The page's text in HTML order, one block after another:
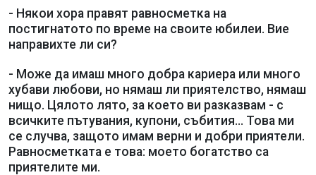
- Някои хора правят равносметка на
постигнатото по време на своите юбилеи. Вие
направихте ли си?
- Може да имаш много добра кариера или много
хубави любови, но нямаш ли приятелство, нямаш
нищо. Цялото лято, за което ви разказвам - с
всичките пътувания, купони, събития... Това ми
се случва, защото имам верни и добри приятели.
Равносметката е това: моето богатство са
приятелите ми.